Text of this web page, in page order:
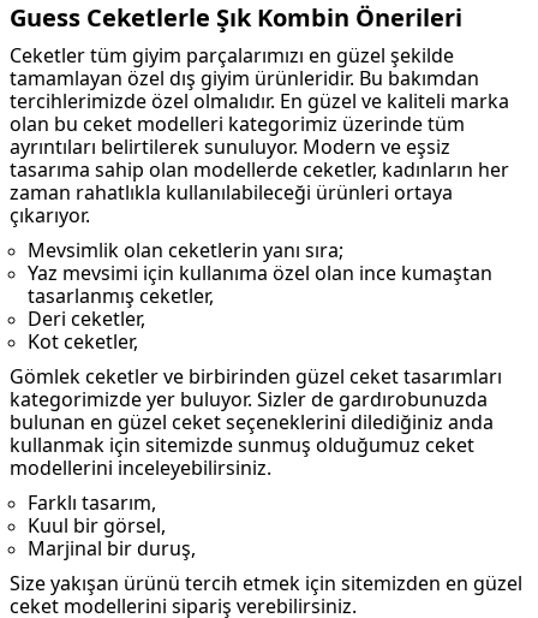
Guess Ceketlerle Şık Kombin Önerileri
Ceketler tüm giyim parçalarımızı en güzel şekilde
tamamlayan özel dış giyim ürünleridir. Bu bakımdan
tercihlerimizde özel olmalıdır. En güzel ve kaliteli marka
olan bu ceket modelleri kategorimiz üzerinde tüm
ayrıntıları belirtilerek sunuluyor. Modern ve eşsiz
tasarıma sahip olan modellerde ceketler, kadınların her
zaman rahatlıkla kullanılabileceği ürünleri ortaya
çıkarıyor.
Mevsimlik olan ceketlerin yanı sıra;
Yaz mevsimi için kullanıma özel olan ince kumaştan
tasarlanmış ceketler,
Deri ceketler,
Kot ceketler,
Gömlek ceketler ve birbirinden güzel ceket tasarımları
kategorimizde yer buluyor. Sizler de gardırobunuzda
bulunan en güzel ceket seçeneklerini dilediğiniz anda
kullanmak için sitemizde sunmuş olduğumuz ceket
modellerini inceleyebilirsiniz.
Farklı tasarım,
Kuul bir görsel,
Marjinal bir duruş,
Size yakışan ürünü tercih etmek için sitemizden en güzel
ceket modellerini sipariş verebilirsiniz.